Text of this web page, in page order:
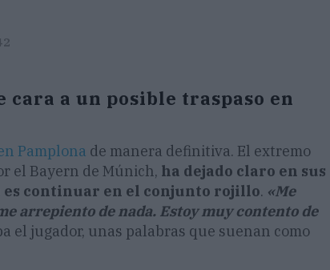
a un posible traspaso en
Pamplona de manera definitiva. El extremo
el Bayern de Múnich, ha dejado claro en sus
continuar en el conjunto rojillo. «Me
arrepiento de nada. Estoy muy contento de
el jugador, unas palabras que suenan como